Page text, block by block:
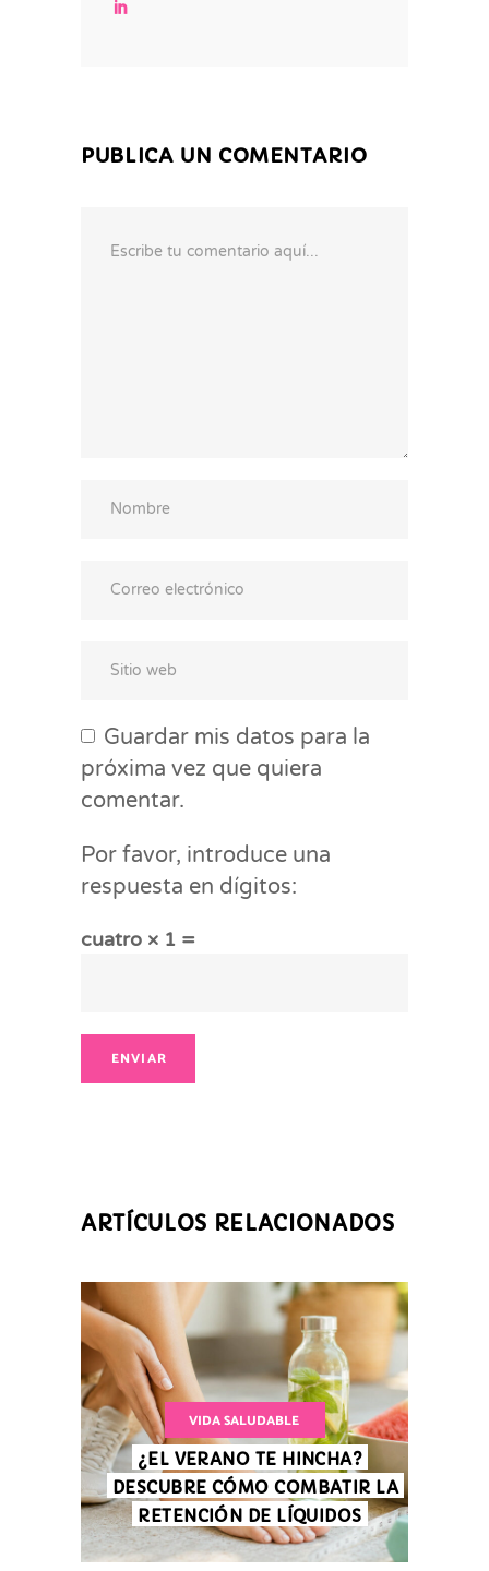
PUBLICA UN COMENTARIO
Guardar mis datos para la
próxima vez que quiera
comentar.
Por favor, introduce una
respuesta en dígitos:
cuatro × 1 =
ENVIAR
ARTÍCULOS RELACIONADOS
VIDA SALUDABLE
¿EL VERANO TE HINCHA?
DESCUBRE CÓMO COMBATIR LA
RETENCIÓN DE LÍQUIDOS